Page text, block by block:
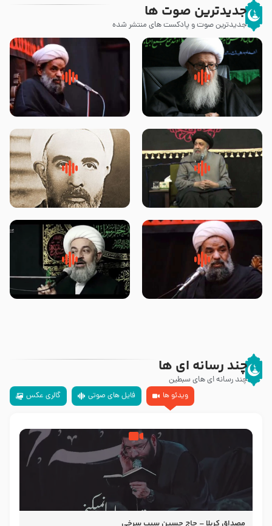
جدیدترین صوت ها
جدیدترین صوت و پادکست های منتشر شده
زوّار اربعین امام حسین (علیه
السلام) با این اشتیاق به زیارت
روضه جانسوز پاره های جگر امام
حسن مجتبی علیه السلام-حجت
لقب حضرت رقیه سلام الله علیها به
چه معناست – حجت الاسلام علوی
روضه‌ی مجلس یزید ملعون و
اسارت اهل‌بیت علیهم‌السلام –
محدث زاده
سلام جوانی که امام حسین علیه
السلام خودش جوابش را دادند
زیارتی که اسباب رزق زیاد و عمر
طولانی است حجت السلام حسین
چند رسانه ای ها
چند رسانه ای های سبطین
ویدئو ها
فایل های صوتی گالری عکس
مصداق کربلا – حاج حسین سیب سرخی